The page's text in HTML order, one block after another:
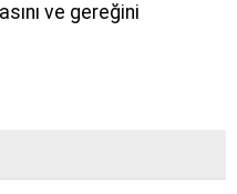
ve gereğini